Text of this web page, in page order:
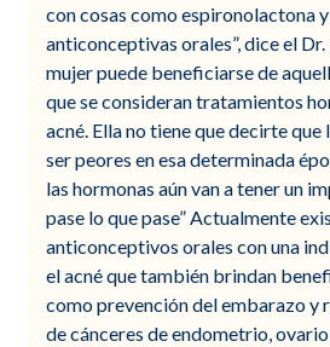
con cosas como espironolactona
anticonceptivas orales”, dice el
mujer puede beneficiarse de
que se consideran tratamientos
acné. Ella no tiene que decirte
ser peores en esa determinada
las hormonas aún van a tener un
pase lo que pase” Actualmente
anticonceptivos orales con una
el acné que también brindan
como prevención del embarazo y
de cánceres de endometrio,